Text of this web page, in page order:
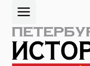
Перейти
содержимому